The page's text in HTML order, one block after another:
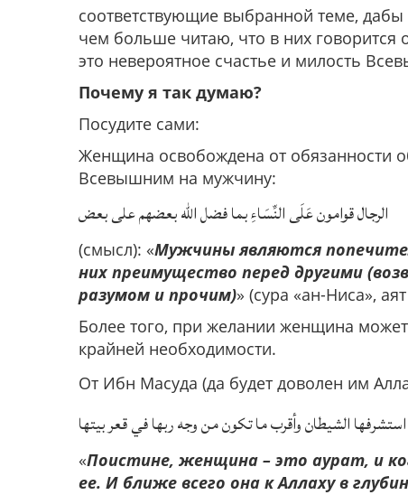
соответствующие выбранной теме,
чем больше читаю, что в них
это невероятное счастье и милость
Почему я так думаю?
Посудите сами:
Женщина освобождена от обязанности
Всевышним на мужчину:
الرجال قوامون عَلَى النِّسَاءِ بما فضل الله بعضهم على بعض
(смысл): «Мужчины являются
них преимущество перед другими
разумом и прочим)» (сура «ан-Ниса»,
Более того, при желании женщина
крайней необходимости.
От Ибн Масуда (да будет доволен им
استشرفها الشيطان وأقرب ما تكون من وجه ربها في قعر بيتها
«Поистине, женщина – это аурат, и
ее. И ближе всего она к Аллаху в